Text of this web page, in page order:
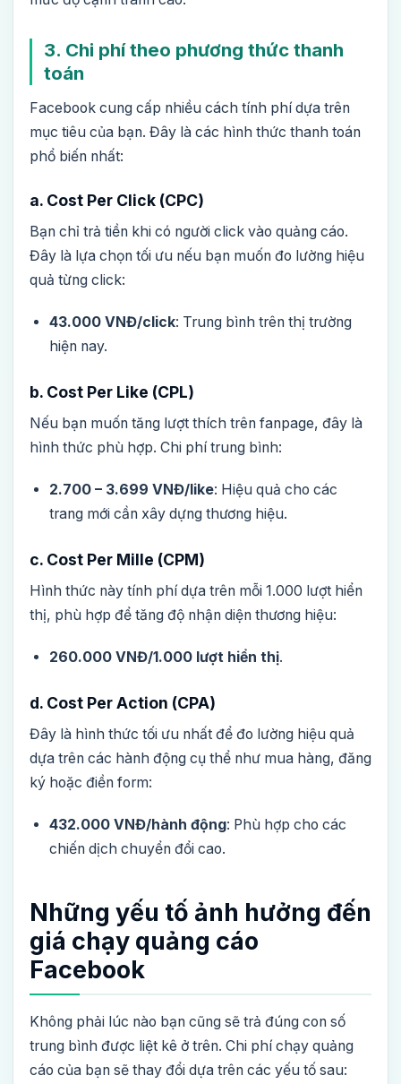
3. Chi phí theo phương thức thanh
toán
Facebook cung cấp nhiều cách tính phí dựa trên
mục tiêu của bạn. Đây là các hình thức thanh toán
phổ biến nhất:
a. Cost Per Click (CPC)
Bạn chỉ trả tiền khi có người click vào quảng cáo.
Đây là lựa chọn tối ưu nếu bạn muốn đo lường hiệu
quả từng click:
43.000 VNĐ/click: Trung bình trên thị trường
hiện nay.
b. Cost Per Like (CPL)
Nếu bạn muốn tăng lượt thích trên fanpage, đây là
hình thức phù hợp. Chi phí trung bình:
2.700 – 3.699 VNĐ/like: Hiệu quả cho các
trang mới cần xây dựng thương hiệu.
c. Cost Per Mille (CPM)
Hình thức này tính phí dựa trên mỗi 1.000 lượt hiển
thị, phù hợp để tăng độ nhận diện thương hiệu:
260.000 VNĐ/1.000 lượt hiển thị.
d. Cost Per Action (CPA)
Đây là hình thức tối ưu nhất để đo lường hiệu quả
dựa trên các hành động cụ thể như mua hàng, đăng
ký hoặc điền form:
432.000 VNĐ/hành động: Phù hợp cho các
chiến dịch chuyển đổi cao.
Những yếu tố ảnh hưởng đến
giá chạy quảng cáo
Facebook
Không phải lúc nào bạn cũng sẽ trả đúng con số
trung bình được liệt kê ở trên. Chi phí chạy quảng
cáo của bạn sẽ thay đổi dựa trên các yếu tố sau: